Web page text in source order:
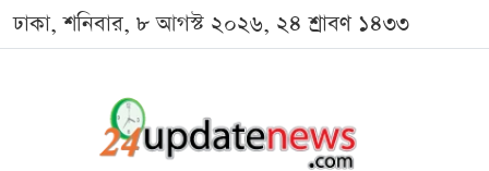
ঢাকা, শনিবার, ৮ আগস্ট ২০২৬, ২৪ শ্রাবণ ১৪৩৩